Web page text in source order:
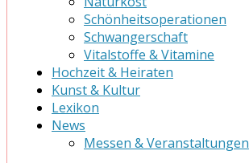
Schönheitsoperationen
Schwangerschaft
Vitalstoffe & Vitamine
Hochzeit & Heiraten
Kunst & Kultur
Lexikon
News
Messen & Veranstaltungen